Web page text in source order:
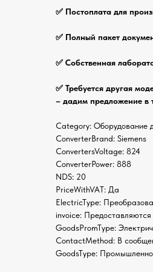
✅ Постоплата для
✅ Полный пакет
✅ Собственная
✅ Требуется другая
– дадим предложение в
Category: Оборудование
ConverterBrand: Siemens
ConvertersVoltage: 824
ConverterPower: 888
NDS: 20
PriceWithVAT: Да
ElectricType:
invoice: Предоставляются
GoodsPromType:
ContactMethod: В
GoodsType: